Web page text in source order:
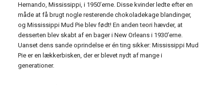
Hernando, Mississippi, i 1950’erne. Disse kvinder ledte efter en
måde at få brugt nogle resterende chokoladekage blandinger,
og Mississippi Mud Pie blev født! En anden teori hævder, at
desserten blev skabt af en bager i New Orleans i 1930’erne.
Uanset dens sande oprindelse er én ting sikker: Mississippi Mud
Pie er en lækkerbisken, der er blevet nydt af mange i
generationer.